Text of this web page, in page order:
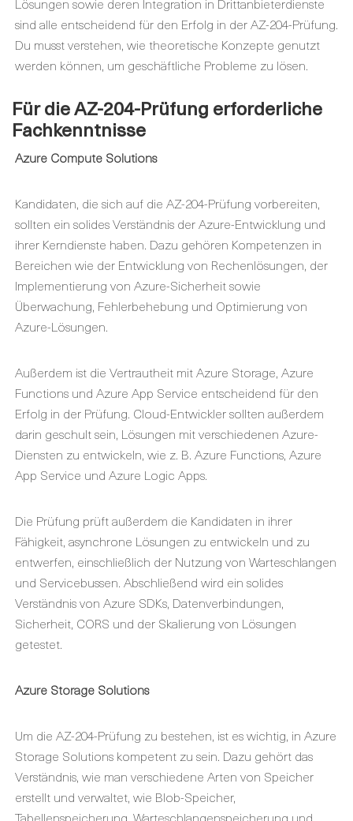
sind alle entscheidend für den Erfolg in der AZ-204-Prüfung.
Du musst verstehen, wie theoretische Konzepte genutzt
werden können, um geschäftliche Probleme zu lösen.
Für die AZ-204-Prüfung erforderliche
Fachkenntnisse
Azure Compute Solutions
Kandidaten, die sich auf die AZ-204-Prüfung vorbereiten,
sollten ein solides Verständnis der Azure-Entwicklung und
ihrer Kerndienste haben. Dazu gehören Kompetenzen in
Bereichen wie der Entwicklung von Rechenlösungen, der
Implementierung von Azure-Sicherheit sowie
Überwachung, Fehlerbehebung und Optimierung von
Azure-Lösungen.
Außerdem ist die Vertrautheit mit Azure Storage, Azure
Functions und Azure App Service entscheidend für den
Erfolg in der Prüfung. Cloud-Entwickler sollten außerdem
darin geschult sein, Lösungen mit verschiedenen Azure-
Diensten zu entwickeln, wie z. B. Azure Functions, Azure
App Service und Azure Logic Apps.
Die Prüfung prüft außerdem die Kandidaten in ihrer
Fähigkeit, asynchrone Lösungen zu entwickeln und zu
entwerfen, einschließlich der Nutzung von Warteschlangen
und Servicebussen. Abschließend wird ein solides
Verständnis von Azure SDKs, Datenverbindungen,
Sicherheit, CORS und der Skalierung von Lösungen
getestet.
Azure Storage Solutions
Um die AZ-204-Prüfung zu bestehen, ist es wichtig, in Azure
Storage Solutions kompetent zu sein. Dazu gehört das
Verständnis, wie man verschiedene Arten von Speicher
erstellt und verwaltet, wie Blob-Speicher,
Tabellenspeicherung, Warteschlangenspeicherung und